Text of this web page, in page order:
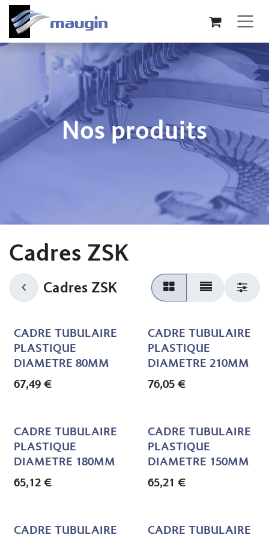
Se rendre au contenu
Nos produits
Cadres ZSK
Cadres ZSK
CADRE TUBULAIRE
PLASTIQUE
DIAMETRE 80MM
67,49 €
CADRE TUBULAIRE
PLASTIQUE
DIAMETRE 210MM
76,05€
CADRE TUBULAIRE
PLASTIQUE
DIAMETRE 180MM
65,12 €
CADRE TUBULAIRE
PLASTIQUE
DIAMETRE 150MM
65,21 €
CADRE TUBULAIRE CADRE TUBULAIRE